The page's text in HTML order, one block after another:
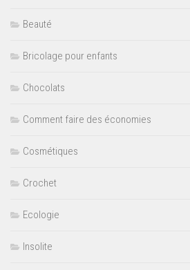
Beauté
Bricolage pour enfants
Chocolats
Comment faire des économies
Cosmétiques
Crochet
Ecologie
Insolite